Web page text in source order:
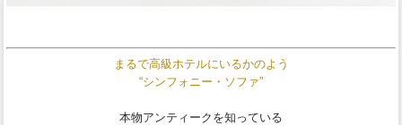
まるで高級ホテルにいるかのよう
“シンフォニー・ソファ”
本物アンティークを知っている